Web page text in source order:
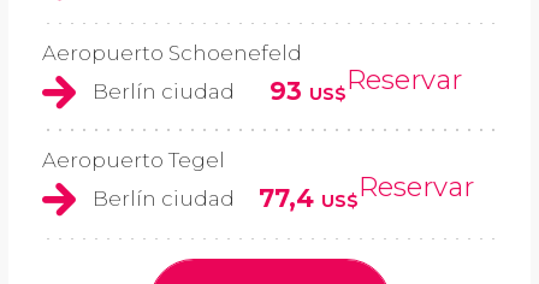
Aeropuerto Schoenefeld
Berlín ciudad
93 US$Reservar
Aeropuerto Tegel
Berlín ciudad
77,4 US$Reservar